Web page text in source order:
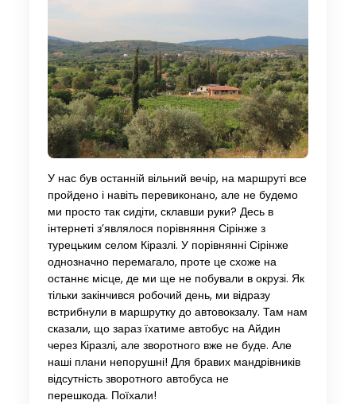
У нас був останній вільний вечір, на маршруті все
пройдено і навіть перевиконано, але не будемо
ми просто так сидіти, склавши руки? Десь в
інтернеті з’являлося порівняння Сірінже з
турецьким селом Кіразлі. У порівнянні Сірінже
однозначно перемагало, проте це схоже на
останнє місце, де ми ще не побували в окрузі. Як
тільки закінчився робочий день, ми відразу
встрибнули в маршрутку до автовокзалу. Там нам
сказали, що зараз їхатиме автобус на Айдин
через Кіразлі, але зворотного вже не буде. Але
наші плани непорушні! Для бравих мандрівників
відсутність зворотного автобуса не
перешкода. Поїхали!